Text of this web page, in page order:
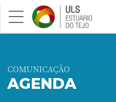
Saltar para conteúdo principal
COMUNICAÇÃO
AGENDA